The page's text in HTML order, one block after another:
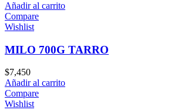
Añadir al carrito
Compare
Wishlist
MILO 700G TARRO
$7,450
Añadir al carrito
Compare
Wishlist